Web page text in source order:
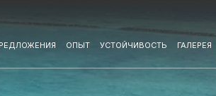
ОПЫТ УСТОЙЧИВОСТЬ ГАЛЕРЕЯ